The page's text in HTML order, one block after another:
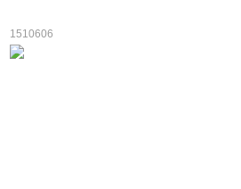
1510606